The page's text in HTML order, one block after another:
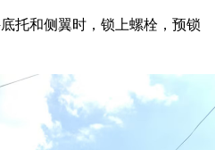
托和侧翼时，锁上螺栓，预锁